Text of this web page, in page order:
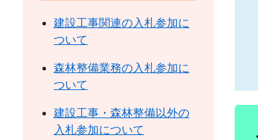
建設工事関連の入札参加に
ついて
森林整備業務の入札参加に
ついて
建設工事・森林整備以外の
入札参加について